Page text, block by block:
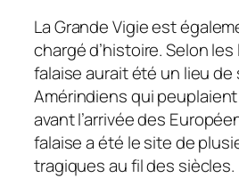
La Grande Vigie est
chargé d’histoire. Selon
falaise aurait été un lieu
Amérindiens qui
avant l’arrivée des
falaise a été le site de
tragiques au fil des siècles.